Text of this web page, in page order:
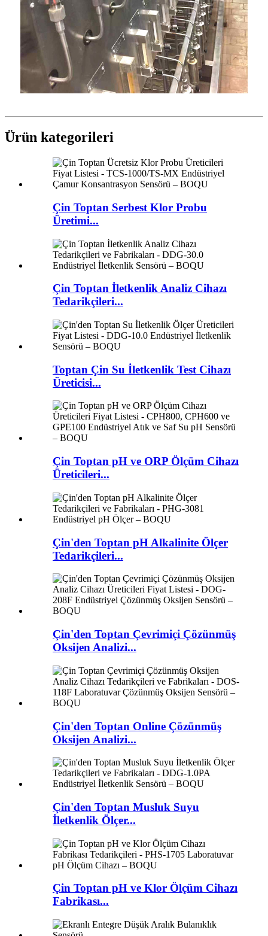
Ürün kategorileri
Çin Toptan Serbest Klor Probu
Üretimi...
Çin Toptan İletkenlik Analiz Cihazı
Tedarikçileri...
Toptan Çin Su İletkenlik Test Cihazı
Üreticisi...
Çin Toptan pH ve ORP Ölçüm Cihazı
Üreticileri...
Çin'den Toptan pH Alkalinite Ölçer
Tedarikçileri...
Çin'den Toptan Çevrimiçi Çözünmüş
Oksijen Analizi...
Çin'den Toptan Online Çözünmüş
Oksijen Analizi...
Çin'den Toptan Musluk Suyu
İletkenlik Ölçer...
Çin Toptan pH ve Klor Ölçüm Cihazı
Fabrikası...